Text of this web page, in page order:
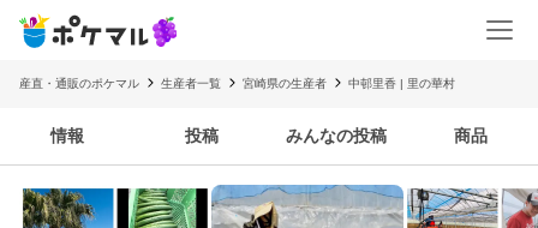
産直・通販のポケマル 生産者一覧 宮崎県の生産者 中邨里香 | 里の華村
情報 投稿 みんなの投稿 商品